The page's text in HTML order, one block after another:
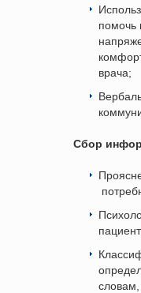
помочь
врача;
Сбор